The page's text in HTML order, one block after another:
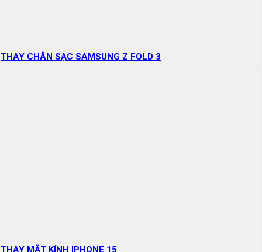
THAY CHÂN SẠC SAMSUNG Z FOLD 3
THAY MẶT KÍNH IPHONE 15